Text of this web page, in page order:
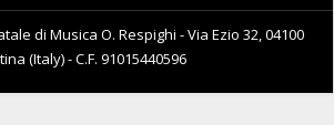
di Musica O. Respighi - Via Ezio 32, 04100
(Italy) - C.F. 91015440596